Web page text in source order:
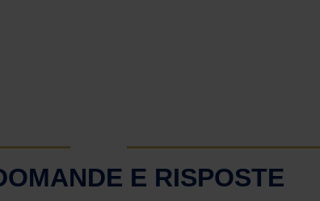
E RISPOSTE